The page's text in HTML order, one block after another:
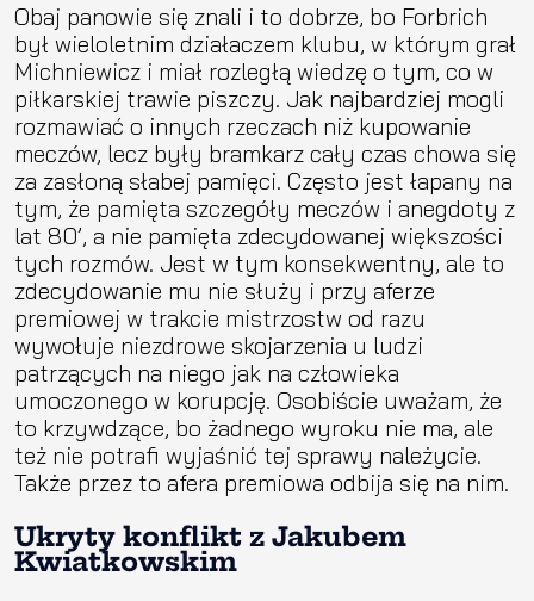
Obaj panowie się znali i to dobrze, bo Forbrich
był wieloletnim działaczem klubu, w którym grał
Michniewicz i miał rozległą wiedzę o tym, co w
piłkarskiej trawie piszczy. Jak najbardziej mogli
rozmawiać o innych rzeczach niż kupowanie
meczów, lecz były bramkarz cały czas chowa się
za zasłoną słabej pamięci. Często jest łapany na
tym, że pamięta szczegóły meczów i anegdoty z
lat 80’, a nie pamięta zdecydowanej większości
tych rozmów. Jest w tym konsekwentny, ale to
zdecydowanie mu nie służy i przy aferze
premiowej w trakcie mistrzostw od razu
wywołuje niezdrowe skojarzenia u ludzi
patrzących na niego jak na człowieka
umoczonego w korupcję. Osobiście uważam, że
to krzywdzące, bo żadnego wyroku nie ma, ale
też nie potrafi wyjaśnić tej sprawy należycie.
Także przez to afera premiowa odbija się na nim.
Ukryty konflikt z Jakubem
Kwiatkowskim